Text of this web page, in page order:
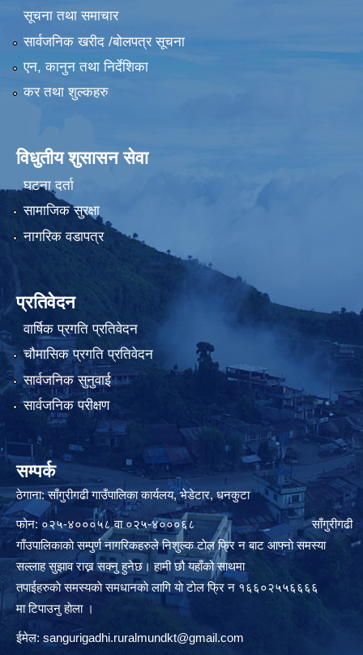
सूचना तथा समाचार
सार्वजनिक खरीद /बोलपत्र सूचना
एन, कानुन तथा निर्देशिका
कर तथा शुल्कहरु
विधुतीय शुसासन सेवा
घटना दर्ता
सामाजिक सुरक्षा
नागरिक वडापत्र
प्रतिवेदन
वार्षिक प्रगति प्रतिवेदन
चौमासिक प्रगति प्रतिवेदन
सार्वजनिक सुनुवाई
सार्वजनिक परीक्षण
सम्पर्क
ठेगाना: साँगुरीगढी गाउँपालिका कार्यलय, भेडेटार, धनकुटा
फोन: ०२५-४०००५८ वा ०२५-४०००६८ साँगुरीगढी
गाँउपालिकाकाे सम्पुर्ण नागरिकहरुले निशुल्क टाेल फ्रि न बाट आफ्नाे समस्या
सल्लाह सुझाव राख्न सक्नु हुनेछ। हामी छौ यहाँको साथमा
तपाईहरुकाे समस्यकाे समधानकाे लागि याे टाेल फ्रि न १६६०२५५६६६६
मा टिपाउनु हाेला ।
ईमेल: sangurigadhi.ruralmundkt@gmail.com